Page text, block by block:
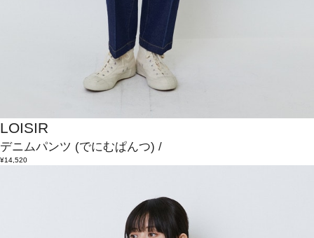
LOISIR
デニムパンツ (でにむぱんつ) /
¥14,520